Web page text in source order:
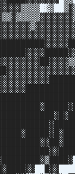
░▒
█▓▓